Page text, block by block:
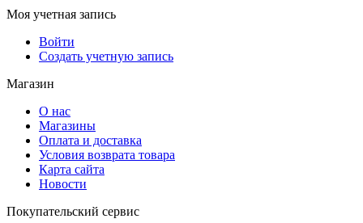
Моя учетная запись
Войти
Создать учетную запись
Магазин
О нас
Магазины
Оплата и доставка
Условия возврата товара
Карта сайта
Новости
Покупательский сервис